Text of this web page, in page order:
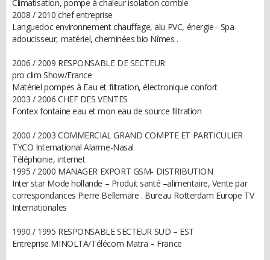
Climatisation, pompe à chaleur isolation comble
2008 / 2010 chef entreprise
Languedoc environnement chauffage, alu PVC, énergie– Spa-
adoucisseur, matériel, cheminées bio Nîmes .
2006 / 2009 RESPONSABLE DE SECTEUR
pro clim Show/France
Matériel pompes à Eau et filtration, électronique confort
2003 / 2006 CHEF DES VENTES
Fontex fontaine eau et mon eau de source filtration
2000 / 2003 COMMERCIAL GRAND COMPTE ET PARTICULIER
TYCO International Alarme-Nasal
Téléphonie, internet
1995 / 2000 MANAGER EXPORT GSM- DISTRIBUTION
Inter star Mode hollande – Produit santé –alimentaire, Vente par
correspondances Pierre Bellemare . Bureau Rotterdam Europe TV
Internationales
1990 / 1995 RESPONSABLE SECTEUR SUD – EST
Entreprise MINOLTA/Télécom Matra – France